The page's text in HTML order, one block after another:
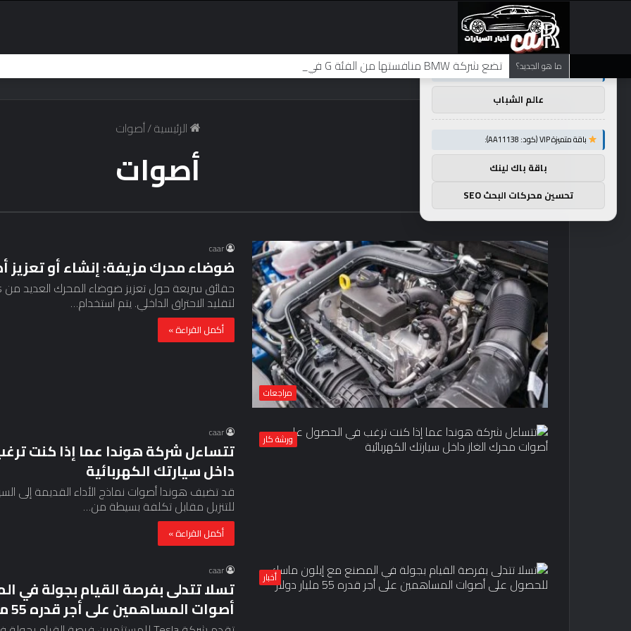
ما هو الجديد؟ تضع شركة BMW منافستها من الفئة G في حالة انتظار مع وصول الرياح المعاكسة في الصين إلى موطنها
الرئيسية/أصوات
أصوات
مراجعات
caar
ضوضاء محرك مزيفة: إنشاء أو تعزيز
لتقليد الاحتراق الداخلي. يتم استخدام…
أكمل القراءة »
ورشة كار caar
تتساءل شركة هوندا عما إذا كنت
داخل سيارتك الكهربائية
قد تضيف هوندا أصوات نماذج الأداء القديمة إلى
للتنزيل مقابل تكلفة بسيطة من…
أكمل القراءة »
أخبار caar
تسلا تتدلى بفرصة القيام بجولة
أصوات المساهمين على أجر قدره 55 مليار دولار
توصيات :
باقة متميزة VIP (كود: AA86842):
عالم الشباب
باقة متميزة VIP (كود: AA11138):
باقة باك لينك
تحسين محركات البحث SEO